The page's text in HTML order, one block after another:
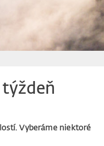
Vyberáme niektoré